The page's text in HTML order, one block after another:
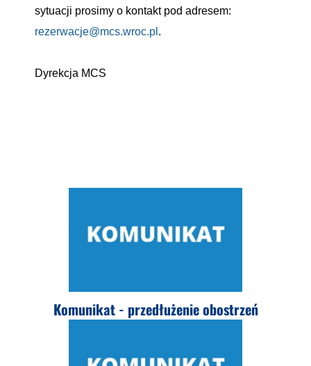
sytuacji prosimy o kontakt pod adresem:
rezerwacje@mcs.wroc.pl .
Dyrekcja MCS
Komunikat - przedłużenie obostrzeń